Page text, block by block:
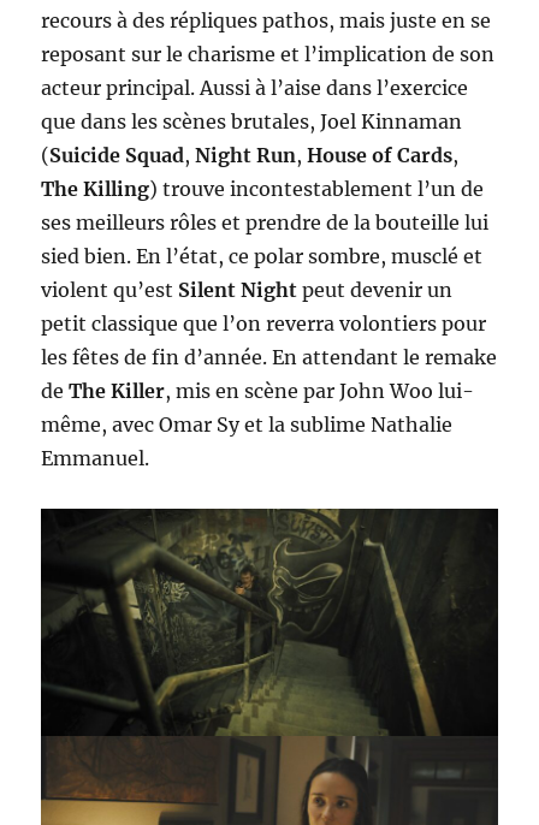
recours à des répliques pathos, mais juste en se
reposant sur le charisme et l’implication de son
acteur principal. Aussi à l’aise dans l’exercice
que dans les scènes brutales, Joel Kinnaman
(Suicide Squad,Night Run,House of Cards,
The Killing) trouve incontestablement l’un de
ses meilleurs rôles et prendre de la bouteille lui
sied bien. En l’état, ce polar sombre, musclé et
violent qu’est Silent Night peut devenir un
petit classique que l’on reverra volontiers pour
les fêtes de fin d’année. En attendant le remake
deThe Killer, mis en scène par John Woo lui-
même, avec Omar Sy et la sublime Nathalie
Emmanuel.